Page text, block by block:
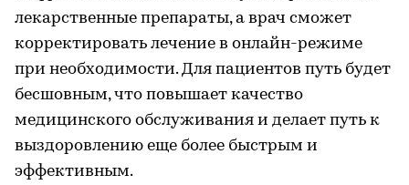
лекарственные препараты, а врач сможет
корректировать лечение в онлайн-режиме
при необходимости. Для пациентов путь будет
бесшовным, что повышает качество
медицинского обслуживания и делает путь к
выздоровлению еще более быстрым и
эффективным.